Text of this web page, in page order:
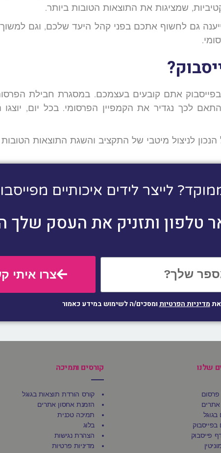
שמציגות את התוצאות הטובות ביותר.
גם לחשוף אתכם בפני קהל היעד שלכם, וגם
לכך נגדיר את הקמפיין הפרסומי. בכל יום,
לייצר לידים איכותיים
טלפון ותזניק את העסק שלך
צרו איתי
מדיניות הפרטיותומסכים/ה לשימוש במידע כאמור
שלנו
אתרים
פייסבוק
קורסים ותמיכה
קורס הורדת תוצאות בגוגל
הזמנת אחסון אתרים
תמיכה טכנית
בלוג
הצהרת נגישות
מדיניות פרטיות